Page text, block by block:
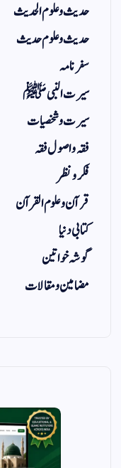
حدیث و علوم الحدیث
حدیث و علوم حدیث
سفر نامہ
سیرت النبی ﷺ
سیرت و شخصیات
فقہ و اصول فقہ
فکر و نظر
قرآن و علوم القرآن
کتابی دنیا
گوشہ خواتین
مضامین و مقالات